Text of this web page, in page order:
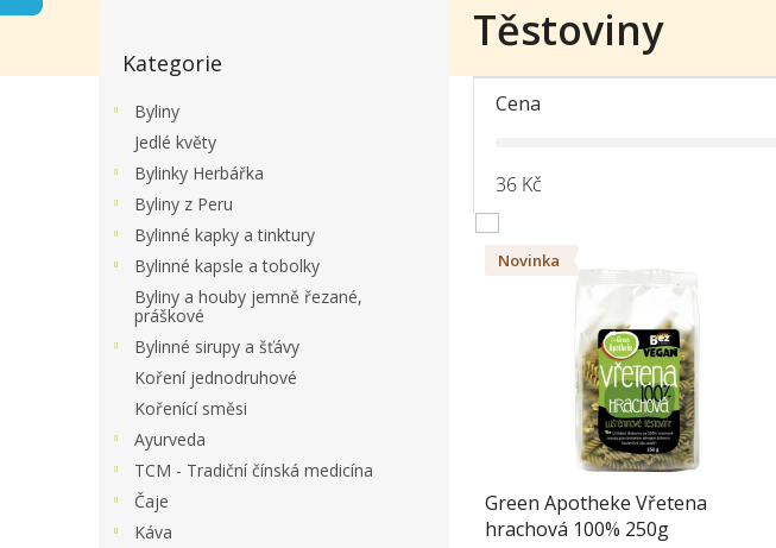
t
kategorie
Kategorie
Byliny
Jedlé květy
Bylinky Herbářka
Byliny z Peru
Bylinné kapky a tinktury
Bylinné kapsle a tobolky
Byliny a houby jemně řezané,
práškové
Bylinné sirupy a šťávy
Koření jednodruhové
Kořenící směsi
Ayurveda
TCM - Tradiční čínská medicína
Čaje
Káva
Těstoviny
Cena
36 Kč
Novinka
Green Apotheke Vřetena
hrachová 100% 250g